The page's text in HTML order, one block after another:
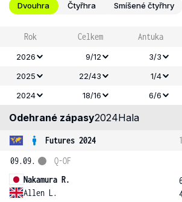
Dvouhra Čtyřhra Smíšené čtyřhry
Rok Celkem Antuka
2026 9/12 3/3
2025
22/43 1/4
2024
18/16 6/6
Odehrané zápasy2024Hala
Futures 2024 1
09.09.
Nakamura R.
Allen L.
Q-OF